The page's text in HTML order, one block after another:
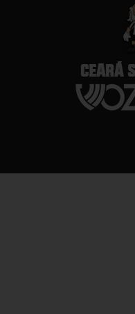
CEARÁ